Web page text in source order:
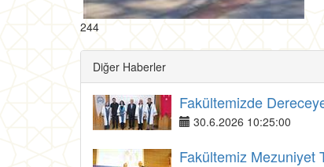
244
Diğer Haberler
Fakültemizde
30.6.2026 10:25:00
Fakültemiz Mezuniyet